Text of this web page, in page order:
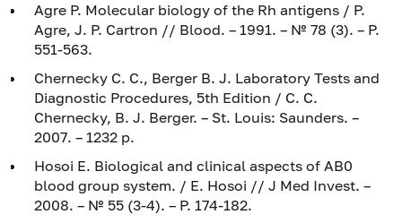
Agre P. Molecular biology of the Rh antigens / P.
Agre, J. P. Cartron // Blood. – 1991. – № 78 (3). – P.
551-563.
Chernecky C. C., Berger B. J. Laboratory Tests and
Diagnostic Procedures, 5th Edition / C. C.
Chernecky, B. J. Berger. – St. Louis: Saunders. –
2007. – 1232 p.
Hosoi E. Biological and clinical aspects of AB0
blood group system. / E. Hosoi // J Med Invest. –
2008. – № 55 (3-4). – P. 174-182.